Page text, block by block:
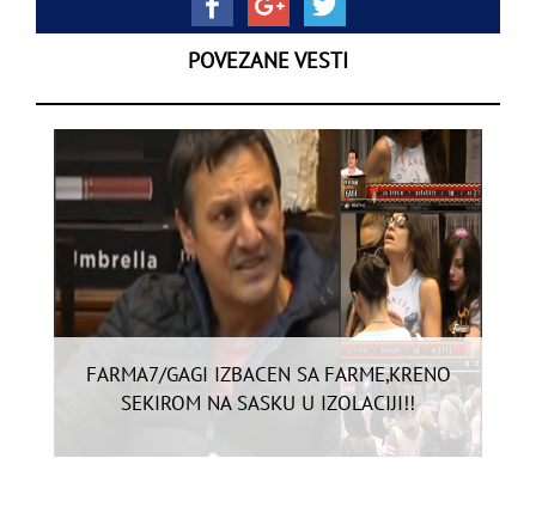
POVEZANE VESTI
FARMA7/GAGI IZBACEN SA FARME,KRENO
SEKIROM NA SASKU U IZOLACIJI!!